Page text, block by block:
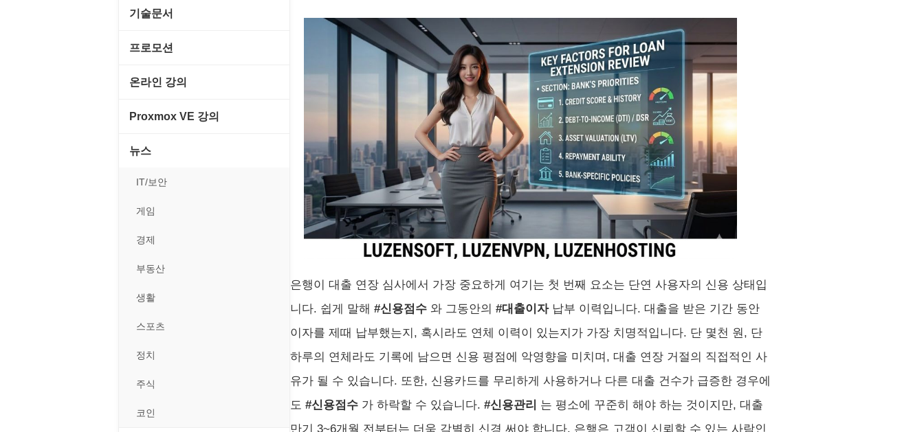
웹 유틸리티
사운드카드
입력장치
저장장치
판매/재고/회계
프로그래밍 관련
경찰청-범죄예방
경찰청-수사
경찰청-외국어번역본
경찰청-외사
경찰청-정보
계약서
등기소
이력서
Emulator(게임실행기)
오락실게임
휴대용게임
기술문서
C#, .NET, Visual Studio
JavaScript
MacOS/맥북
MCP
MS SQL Server
MySQL
PHP
VPN
Windows
리눅스(Linux)
보안
프로모션
고정아이피.net
온라인 강의
PHP - 고급
Proxmox VE 강의
I. Proxmox VE 기본 환경 구축
II. 가상 환경 관리 및 운영
III. 네트워킹 및 보안
IV. 클러스터 및 고가용성 (HA)
나리오
뉴스
IT/보안
게임
경제
부동산
생활
스포츠
정치
주식
코인
은행이 대출 연장 심사에서 가장 중요하게 여기는 첫 번째 요소는 단연 사용자의 신용 상태입
니다. 쉽게 말해 #신용점수 와 그동안의 #대출이자납부 이력입니다. 대출을 받은 기간 동안
이자를 제때 납부했는지, 혹시라도 연체 이력이 있는지가 가장 치명적입니다. 단 몇천 원, 단
하루의 연체라도 기록에 남으면 신용 평점에 악영향을 미치며, 대출 연장 거절의 직접적인 사
유가 될 수 있습니다. 또한, 신용카드를 무리하게 사용하거나 다른 대출 건수가 급증한 경우에
도 #신용점수 가 하락할 수 있습니다. #신용관리 는 평소에 꾸준히 해야 하는 것이지만, 대출
만기 3~6개월 전부터는 더욱 각별히 신경 써야 합니다. 은행은 고객이 신뢰할 수 있는 사람인